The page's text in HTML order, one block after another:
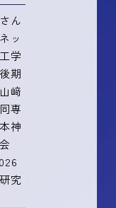
ん
ッ
学
期
﨑
専
神
究